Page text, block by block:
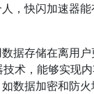
，快闪加速器
据存储在离用
术，能够实现
数据加密和防